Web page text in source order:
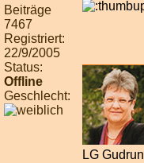
Beiträge
7467
Registriert:
22/9/2005
Status:
Offline
Geschlecht:
LG Gudrun